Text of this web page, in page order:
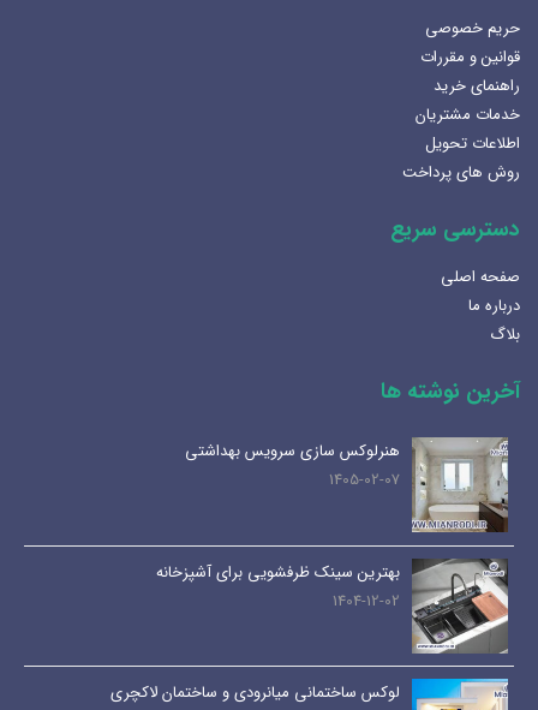
حریم خصوصی
قوانین و مقررات
راهنمای خرید
خدمات مشتریان
اطلاعات تحویل
روش های پرداخت
دسترسی سریع
صفحه اصلی
درباره ما
بلاگ
آخرین نوشته ها
هنرلوکس سازی سرویس بهداشتی
1405-02-07
بهترین سینک ظرفشویی برای آشپزخانه
1404-12-02
لوکس ساختمانی میانرودی و ساختمان لاکچری